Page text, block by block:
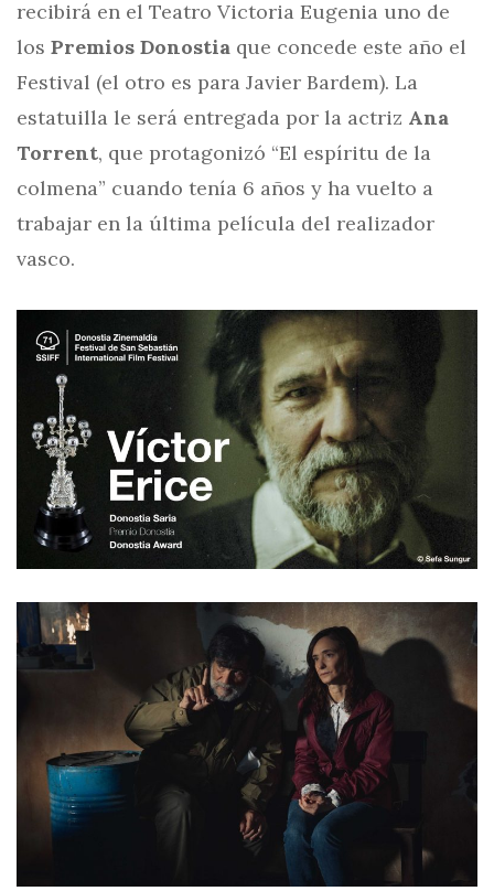
recibirá en el Teatro Victoria Eugenia uno de
los Premios Donostia que concede este año el
Festival (el otro es para Javier Bardem). La
estatuilla le será entregada por la actriz Ana
Torrent, que protagonizó “El espíritu de la
colmena” cuando tenía 6 años y ha vuelto a
trabajar en la última película del realizador
vasco.